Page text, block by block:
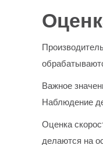
Важное
Наблюдение
Оценка
делаются на